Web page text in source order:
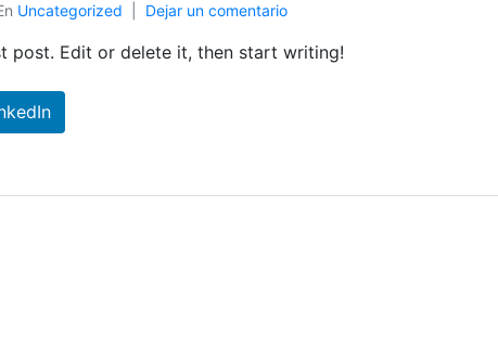
Uncategorized Dejar un comentario
post. Edit or delete it, then start writing!